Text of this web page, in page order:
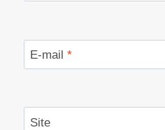
E-mail *
Site